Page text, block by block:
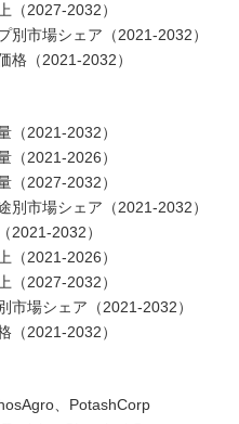
（2027-2032）
別市場シェア（2021-2032）
格（2021-2032）
（2021-2032）
（2021-2026）
（2027-2032）
別市場シェア（2021-2032）
2021-2032）
（2021-2026）
（2027-2032）
市場シェア（2021-2032）
（2021-2032）
、PotashCorp